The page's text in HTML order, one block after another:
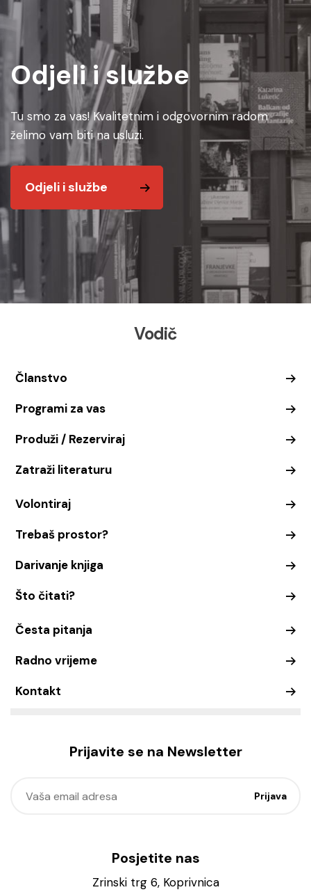
Odjeli i službe
Tu smo za vas! Kvalitetnim i odgovornim radom
želimo vam biti na usluzi.
Odjeli i službe
Vodič
Članstvo
Programi za vas
Produži / Rezerviraj
Zatraži literaturu
Volontiraj
Trebaš prostor?
Darivanje knjiga
Što čitati?
Česta pitanja
Radno vrijeme
Kontakt
Prijavite se na Newsletter
Posjetite nas
Zrinski trg 6, Koprivnica